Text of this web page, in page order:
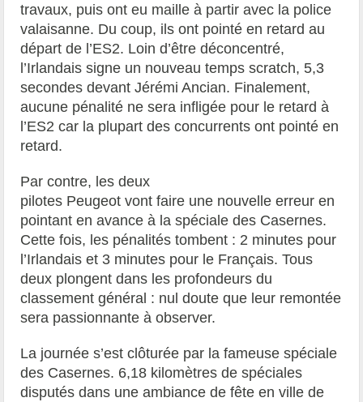
travaux, puis ont eu maille à partir avec la police
valaisanne. Du coup, ils ont pointé en retard au
départ de l’ES2. Loin d’être déconcentré,
l’Irlandais signe un nouveau temps scratch, 5,3
secondes devant Jérémi Ancian. Finalement,
aucune pénalité ne sera infligée pour le retard à
l’ES2 car la plupart des concurrents ont pointé en
retard.
Par contre, les deux
pilotes Peugeot vont faire une nouvelle erreur en
pointant en avance à la spéciale des Casernes.
Cette fois, les pénalités tombent : 2 minutes pour
l’Irlandais et 3 minutes pour le Français. Tous
deux plongent dans les profondeurs du
classement général : nul doute que leur remontée
sera passionnante à observer.
La journée s’est clôturée par la fameuse spéciale
des Casernes. 6,18 kilomètres de spéciales
disputés dans une ambiance de fête en ville de